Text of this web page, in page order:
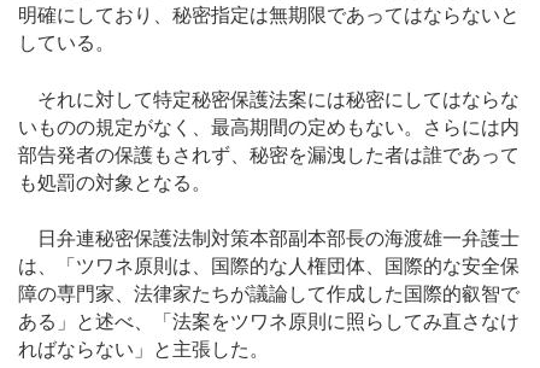
明確にしており、秘密指定は無期限であってはならないと
している。
それに対して特定秘密保護法案には秘密にしてはならな
いものの規定がなく、最高期間の定めもない。さらには内
部告発者の保護もされず、秘密を漏洩した者は誰であって
も処罰の対象となる。
日弁連秘密保護法制対策本部副本部長の海渡雄一弁護士
は、「ツワネ原則は、国際的な人権団体、国際的な安全保
障の専門家、法律家たちが議論して作成した国際的叡智で
ある」と述べ、「法案をツワネ原則に照らしてみ直さなけ
ればならない」と主張した。